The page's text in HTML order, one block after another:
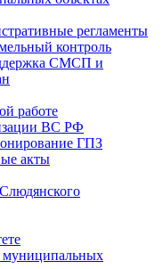
регламенты
контроль
СМСП и
работе
ВС РФ
ГПЗ
акты
муниципальных